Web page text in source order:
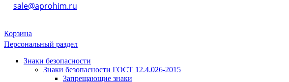
sale@aprohim.ru
Корзина
Персональный раздел
Знаки безопасности
Знаки безопасности ГОСТ 12.4.026-2015
Запрещающие знаки